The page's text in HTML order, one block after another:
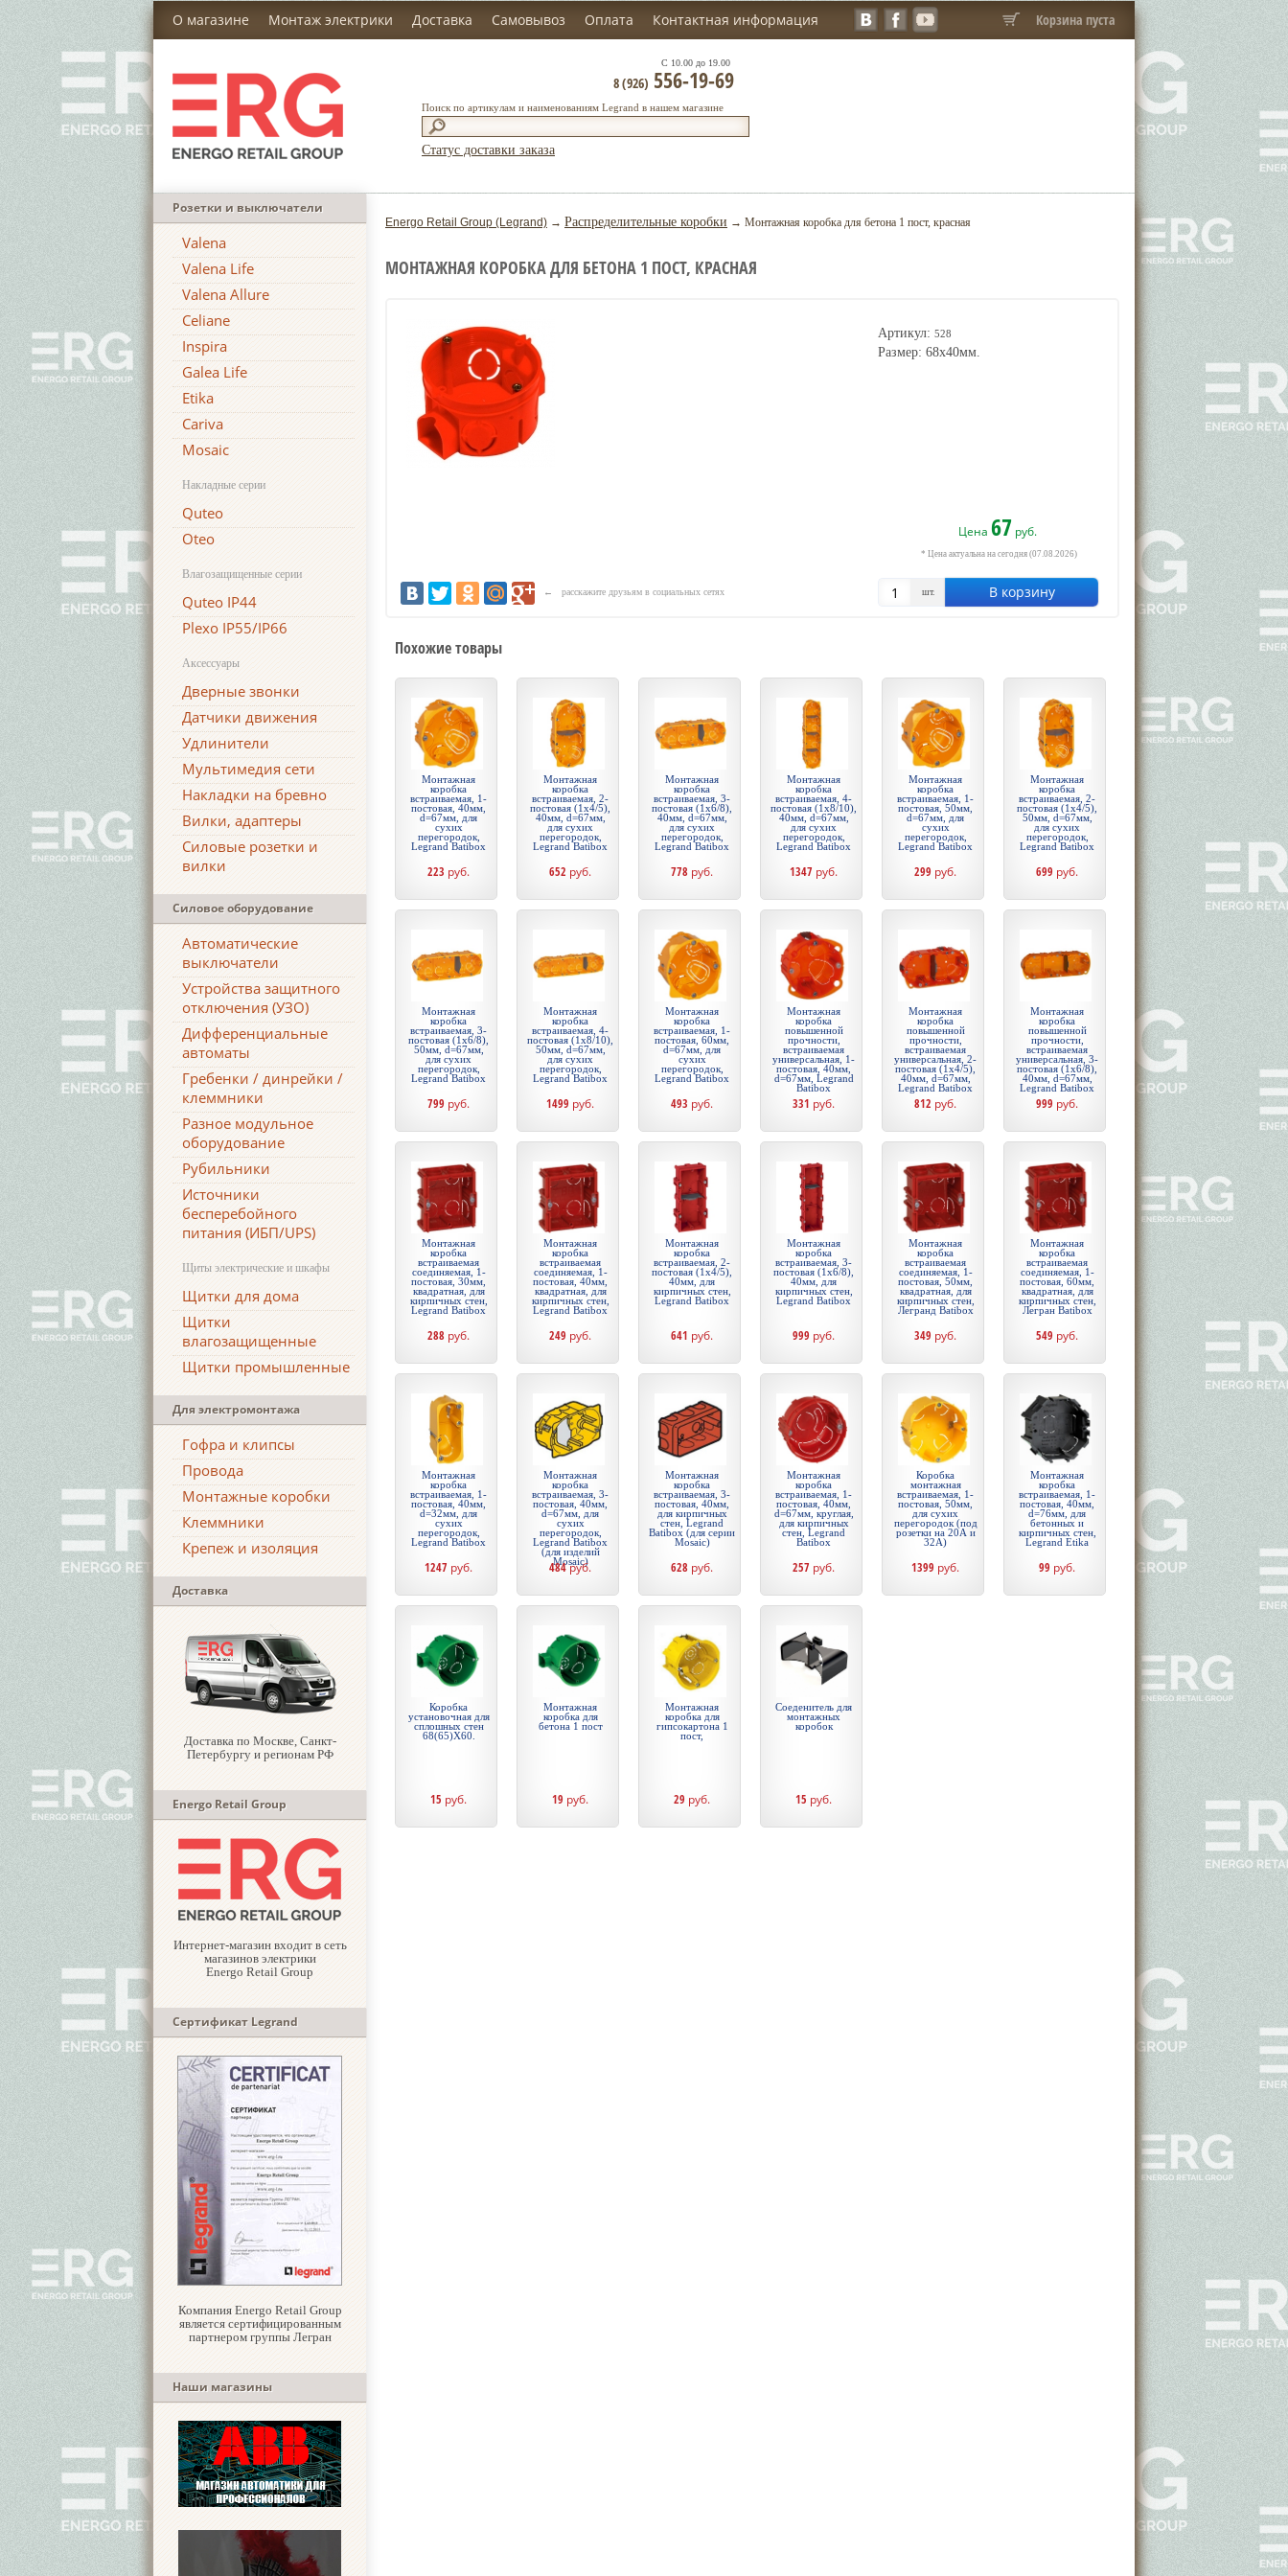
О магазине Монтаж электрики Доставка Самовывоз Оплата Контактная информация Корзина пуста
Поиск по артикулам и наименованиям Legrand в нашем магазине
С 10.00 до 19.00
8 (926) 556-19-69
Статус доставки заказа
Розетки и выключатели
Valena
Valena Life
Valena Allure
Celiane
Inspira
Galea Life
Etika
Cariva
Mosaic
Накладные серии
Quteo
Oteo
Влагозащищенные серии
Quteo IP44
Plexo IP55/IP66
Аксессуары
Дверные звонки
Датчики движения
Удлинители
Мультимедия сети
Накладки на бревно
Вилки, адаптеры
Силовые розетки и
вилки
Силовое оборудование
Автоматические
выключатели
Устройства защитного
отключения (УЗО)
Дифференциальные
автоматы
Гребенки / динрейки /
клеммники
Разное модульное
оборудование
Рубильники
Источники
бесперебойного
питания (ИБП/UPS)
Щиты электрические и шкафы
Щитки для дома
Щитки
влагозащищенные
Щитки промышленные
Для электромонтажа
Гофра и клипсы
Провода
Монтажные коробки
Клеммники
Крепеж и изоляция
Доставка
Доставка по Москве, Санкт-
Петербургу и регионам РФ
Energo Retail Group
Интернет-магазин входит в сеть
магазинов электрики
Energo Retail Group
Сертификат Legrand
Компания Energo Retail Group
является сертифицированным
партнером группы Легран
Наши магазины
Energo Retail Group (Legrand) → Распределительные коробки → Монтажная коробка для бетона 1 пост, красная
МОНТАЖНАЯ КОРОБКА ДЛЯ БЕТОНА 1 ПОСТ, КРАСНАЯ
Артикул: 528
Размер: 68х40мм.
Цена 67 руб.
* Цена актуальна на сегодня (07.08.2026)
шт. В корзину
← расскажите друзьям в социальных сетях
Похожие товары
Монтажная
коробка
встраиваемая, 1-
постовая, 40мм,
d=67мм, для
сухих
перегородок,
Legrand Batibox
223 руб.
Монтажная
коробка
встраиваемая, 2-
постовая (1х4/5),
40мм, d=67мм,
для сухих
перегородок,
Legrand Batibox
652 руб.
Монтажная
коробка
встраиваемая, 3-
постовая (1х6/8),
40мм, d=67мм,
для сухих
перегородок,
Legrand Batibox
778 руб.
Монтажная
коробка
встраиваемая, 4-
постовая (1х8/10),
40мм, d=67мм,
для сухих
перегородок,
Legrand Batibox
1347 руб.
Монтажная
коробка
встраиваемая, 1-
постовая, 50мм,
d=67мм, для
сухих
перегородок,
Legrand Batibox
299 руб.
Монтажная
коробка
встраиваемая, 2-
постовая (1х4/5),
50мм, d=67мм,
для сухих
перегородок,
Legrand Batibox
699 руб.
Монтажная
коробка
встраиваемая, 3-
постовая (1х6/8),
50мм, d=67мм,
для сухих
перегородок,
Legrand Batibox
799 руб.
Монтажная
коробка
встраиваемая, 4-
постовая (1х8/10),
50мм, d=67мм,
для сухих
перегородок,
Legrand Batibox
1499 руб.
Монтажная
коробка
встраиваемая, 1-
постовая, 60мм,
d=67мм, для
сухих
перегородок,
Legrand Batibox
493 руб.
Монтажная
коробка
повышенной
прочности,
встраиваемая
универсальная, 1-
постовая, 40мм,
d=67мм, Legrand
Batibox
331 руб.
Монтажная
коробка
повышенной
прочности,
встраиваемая
универсальная, 2-
постовая (1х4/5),
40мм, d=67мм,
Legrand Batibox
812 руб.
Монтажная
коробка
повышенной
прочности,
встраиваемая
универсальная, 3-
постовая (1х6/8),
40мм, d=67мм,
Legrand Batibox
999 руб.
Монтажная
коробка
встраиваемая
соединяемая, 1-
постовая, 30мм,
квадратная, для
кирпичных стен,
Legrand Batibox
288 руб.
Монтажная
коробка
встраиваемая
соединяемая, 1-
постовая, 40мм,
квадратная, для
кирпичных стен,
Legrand Batibox
249 руб.
Монтажная
коробка
встраиваемая, 2-
постовая (1х4/5),
40мм, для
кирпичных стен,
Legrand Batibox
641 руб.
Монтажная
коробка
встраиваемая, 3-
постовая (1х6/8),
40мм, для
кирпичных стен,
Legrand Batibox
999 руб.
Монтажная
коробка
встраиваемая
соединяемая, 1-
постовая, 50мм,
квадратная, для
кирпичных стен,
Легранд Batibox
349 руб.
Монтажная
коробка
встраиваемая
соединяемая, 1-
постовая, 60мм,
квадратная, для
кирпичных стен,
Легран Batibox
549 руб.
Монтажная
коробка
встраиваемая, 1-
постовая, 40мм,
d=32мм, для
сухих
перегородок,
Legrand Batibox
1247 руб.
Монтажная
коробка
встраиваемая, 3-
постовая, 40мм,
d=67мм, для
сухих
перегородок,
Legrand Batibox
(для изделий
Mosaic)
484руб.
Монтажная
коробка
встраиваемая, 3-
постовая, 40мм,
для кирпичных
стен, Legrand
Batibox (для серии
Mosaic)
628 руб.
Монтажная
коробка
встраиваемая, 1-
постовая, 40мм,
d=67мм, круглая,
для кирпичных
стен, Legrand
Batibox
257 руб.
Коробка
монтажная
встраиваемая, 1-
постовая, 50мм,
для сухих
перегородок (под
розетки на 20А и
32А)
1399 руб.
Монтажная
коробка
встраиваемая, 1-
постовая, 40мм,
d=76мм, для
бетонных и
кирпичных стен,
Legrand Etika
99 руб.
Коробка
установочная для
сплошных стен
68(65)X60.
15 руб.
Монтажная
коробка для
бетона 1 пост
19 руб.
Монтажная
коробка для
гипсокартона 1
пост,
29 руб.
Соеденитель для
монтажных
коробок
15 руб.